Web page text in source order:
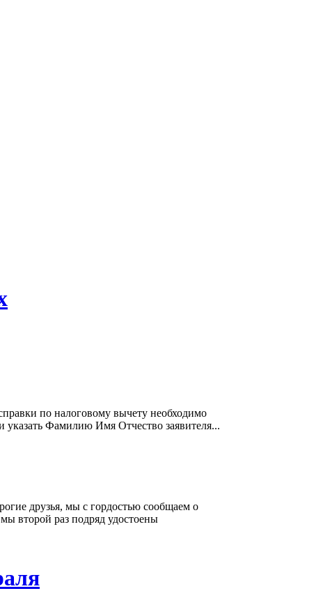
по налоговому вычету необходимо
указать Фамилию Имя Отчество заявителя...
друзья, мы с гордостью сообщаем о
второй раз подряд удостоены